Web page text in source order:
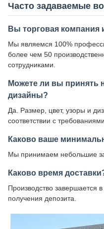
Часто задаваемые
Вы торговая компания
Мы являемся 100%
более чем 50
сотрудниками.
Можете ли вы принять
дизайны?
Да. Размер, цвет, узоры и
соответствии с
Каково ваше
Мы принимаем небольшие
Каково время
Производство завершается
получения депозита.